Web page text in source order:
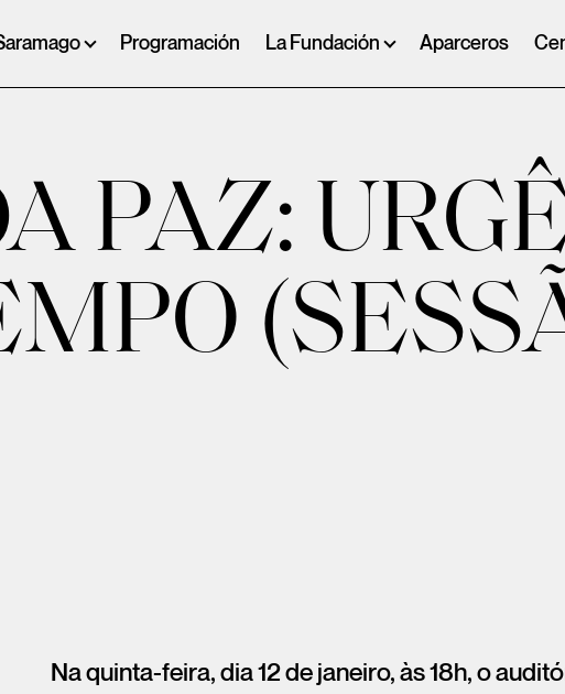
Programación La Fundación Aparceros
PAZ:
Na quinta-feira, dia 12 de janeiro, às 18h, o